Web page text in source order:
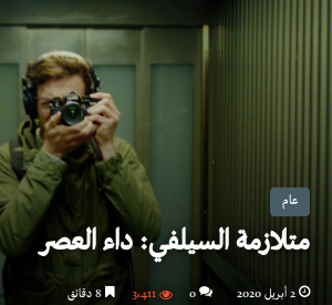
عام
متلازمة السيلفي: داء العصر
2 أبريل 2020 0 3٬411